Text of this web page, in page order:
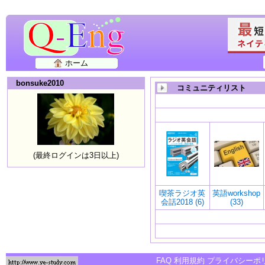
ホーム
bonsuke2010
(最終ログインは3日以上)
コミュニティリスト
喫茶ラジオ英
会話2018 (6)
英語workshop
(33)
FAQ 利用規約 プライバシーポ